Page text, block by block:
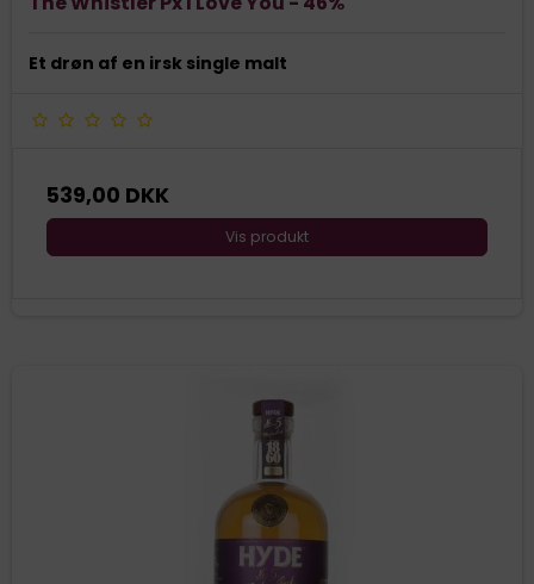
Et drøn af en irsk single malt
539,00 DKK
Vis produkt